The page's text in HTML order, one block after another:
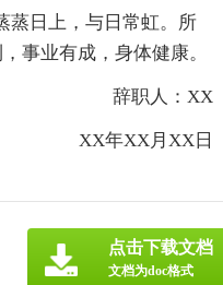
蒸日上，与日常虹。所
事业有成，身体健康。
辞职人：XX
XX年XX月XX日
点击下载文档
文档为doc格式